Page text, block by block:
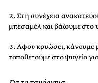
Στη συνέχεια
μπεσαμέλ και βάζουμε στο
Αφού κρυώσει, κάνουμε
τοποθετούμε στο ψυγείο